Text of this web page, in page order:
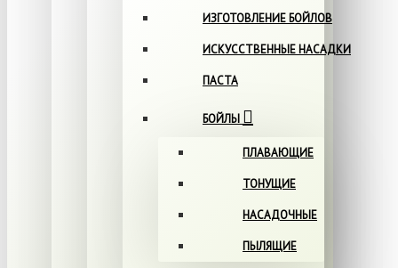
ИЗГОТОВЛЕНИЕ БОЙЛОВ
ИСКУССТВЕННЫЕ НАСАДКИ
ПАСТА
БОЙЛЫ
ПЛАВАЮЩИЕ
ТОНУЩИЕ
НАСАДОЧНЫЕ
ПЫЛЯЩИЕ